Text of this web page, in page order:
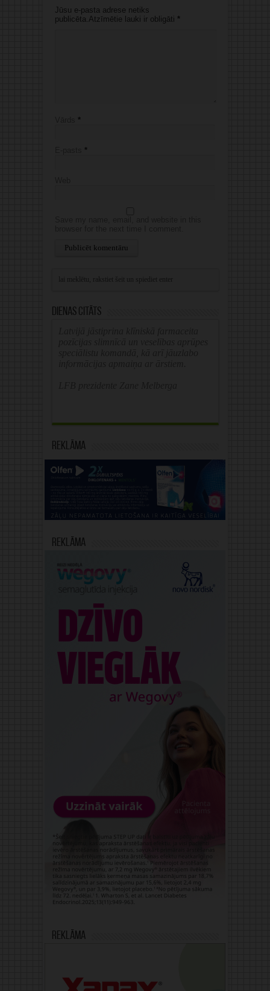
Jūsu e-pasta adrese netiks
publicēta.Atzīmētie lauki ir obligāti *
*
*
Dienas citāts
Reklāma
Reklāma
Reklāma